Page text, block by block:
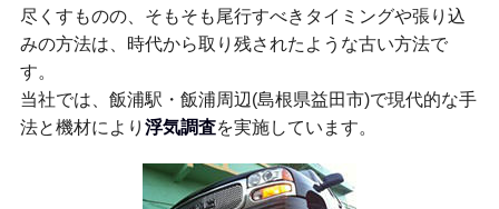
尽くすものの、そもそも尾行すべきタイミングや張り込
みの方法は、時代から取り残されたような古い方法で
す。
当社では、飯浦駅・飯浦周辺(島根県益田市)で現代的な手
法と機材により 浮気調査を実施しています。